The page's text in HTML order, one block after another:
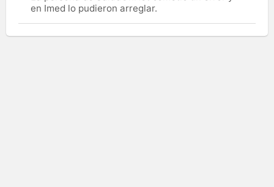
en Imed lo pudieron arreglar.